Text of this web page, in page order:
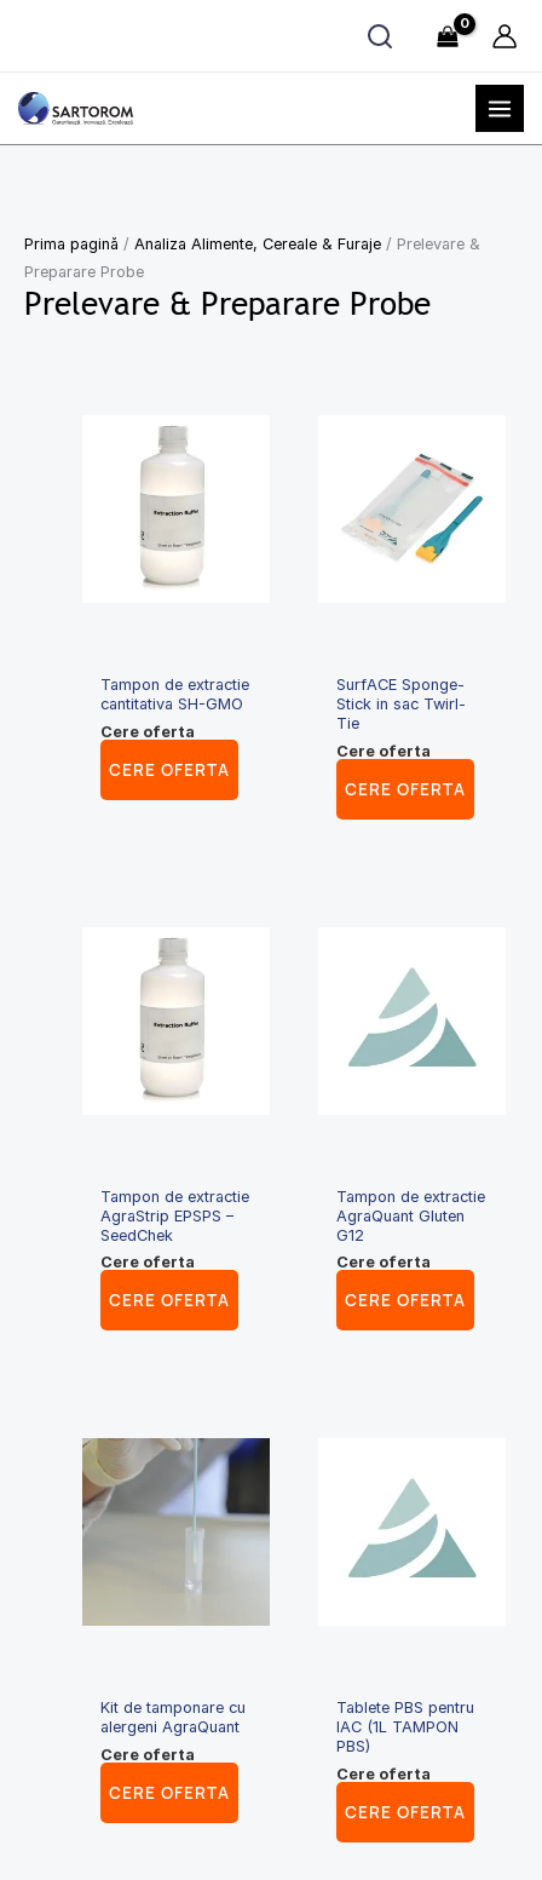
Prima pagină / Analiza Alimente, Cereale & Furaje / Prelevare &
Preparare Probe
Prelevare & Preparare Probe
Tampon de extractie
cantitativa SH-GMO
Cere oferta
CERE OFERTA
SurfACE Sponge-
Stick in sac Twirl-
Tie
Cere oferta
CERE OFERTA
Tampon de extractie
AgraStrip EPSPS –
SeedChek
Cere oferta
CERE OFERTA
Tampon de extractie
AgraQuant Gluten
G12
Cere oferta
CERE OFERTA
Kit de tamponare cu
alergeni AgraQuant
Cere oferta
CERE OFERTA
Tablete PBS pentru
IAC (1L TAMPON
PBS)
Cere oferta
CERE OFERTA